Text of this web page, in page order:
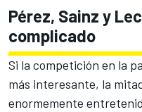
Pérez, Sainz y
complicado
Si la competición en la
más interesante, la
enormemente